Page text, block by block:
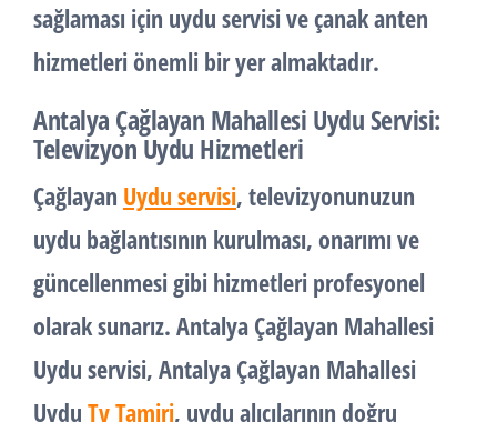
sağlaması için uydu servisiveçanakanten
hizmetleri önemli bir yer almaktadır.
Antalya Çağlayan Mahallesi Uydu Servisi:
Televizyon Uydu Hizmetleri
Çağlayan Uydu servisi, televizyonunuzun
uydu bağlantısının kurulması, onarımı ve
güncellenmesi gibi hizmetleri profesyonel
olarak sunarız. Antalya Çağlayan Mahallesi
Uydu servisi, Antalya Çağlayan Mahallesi
Uydu Tv Tamiri, uydu alıcılarının doğru